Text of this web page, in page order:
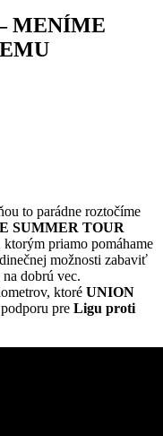
MENÍME
to parádne roztočíme
SUMMER TOUR
ktorým priamo pomáhame
možnosti zabaviť
dobrú vec.
ktoré UNION
pre Ligu proti